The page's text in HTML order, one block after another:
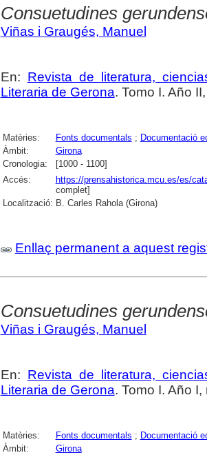
Consuetudines
Viñas i Graugés, Manuel
En: Revista de literatura,
Literaria de Gerona. Tomo I. Año
Matèries: Fonts documentals ; Documentació
Àmbit:
Girona
Cronologia:
[1000 - 1100]
Accés:
https://prensahistorica.mcu.es/es/
complet]
Localització: B. Carles Rahola (Girona)
Enllaç permanent a aquest
Consuetudines
Viñas i Graugés, Manuel
En: Revista de literatura,
Literaria de Gerona. Tomo I. Año
Matèries: Fonts documentals ; Documentació
Àmbit:
Girona